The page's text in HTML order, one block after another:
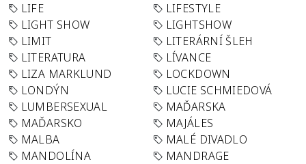
LIFE
LIFESTYLE
LIGHT SHOW
LIGHTSHOW
LIMIT
LITERÁRNÍ ŠLEH
LITERATURA
LÍVANCE
LIZA MARKLUND
LOCKDOWN
LONDÝN
LUCIE SCHMIEDOVÁ
LUMBERSEXUAL
MAĎARSKA
MAĎARSKO
MAJÁLES
MALBA
MALÉ DIVADLO
MANDOLÍNA
MANDRAGE